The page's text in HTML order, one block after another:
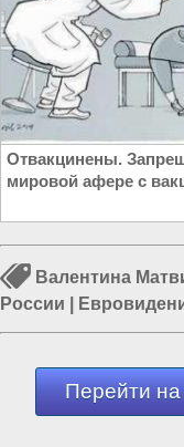
Отвакцинены.
мировой афере с
Валентина
России
России|Власть в
Перейти на